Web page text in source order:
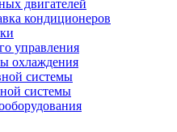
двигателей
кондиционеров
управления
охлаждения
системы
системы